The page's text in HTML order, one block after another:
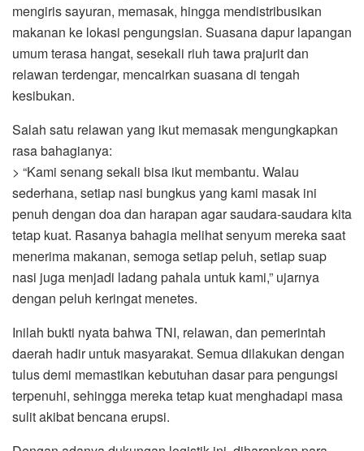
mengiris sayuran, memasak, hingga mendistribusikan
makanan ke lokasi pengungsian. Suasana dapur lapangan
umum terasa hangat, sesekali riuh tawa prajurit dan
relawan terdengar, mencairkan suasana di tengah
kesibukan.
Salah satu relawan yang ikut memasak mengungkapkan
rasa bahagianya:
> “Kami senang sekali bisa ikut membantu. Walau
sederhana, setiap nasi bungkus yang kami masak ini
penuh dengan doa dan harapan agar saudara-saudara kita
tetap kuat. Rasanya bahagia melihat senyum mereka saat
menerima makanan, semoga setiap peluh, setiap suap
nasi juga menjadi ladang pahala untuk kami,” ujarnya
dengan peluh keringat menetes.
Inilah bukti nyata bahwa TNI, relawan, dan pemerintah
daerah hadir untuk masyarakat. Semua dilakukan dengan
tulus demi memastikan kebutuhan dasar para pengungsi
terpenuhi, sehingga mereka tetap kuat menghadapi masa
sulit akibat bencana erupsi.